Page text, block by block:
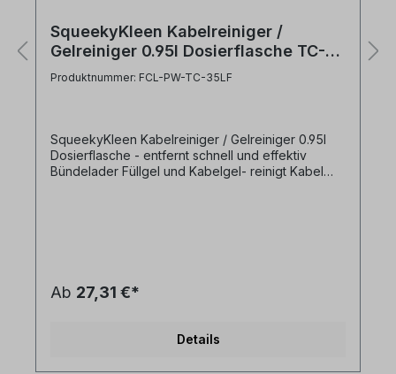
SqueekyKleen Kabelreiniger /
Gelreiniger 0.95l Dosierflasche TC-
35LF
Produktnummer: FCL-PW-TC-35LF
SqueekyKleen Kabelreiniger / Gelreiniger 0.95l
Dosierflasche - entfernt schnell und effektiv
Bündelader Füllgel und Kabelgel- reinigt Kabel
Ab 27,31 €*
Details